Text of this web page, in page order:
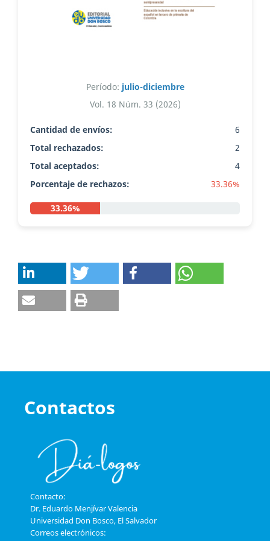
Período: julio-diciembre
Vol. 18 Núm. 33 (2026)
Cantidad de envíos:
6
Total rechazados:
2
Total aceptados:
4
Porcentaje de rechazos:
33.36%
33.36%
Contactos
Contacto:
Dr. Eduardo Menjívar Valencia
Universidad Don Bosco, El Salvador
Correos electrónicos: